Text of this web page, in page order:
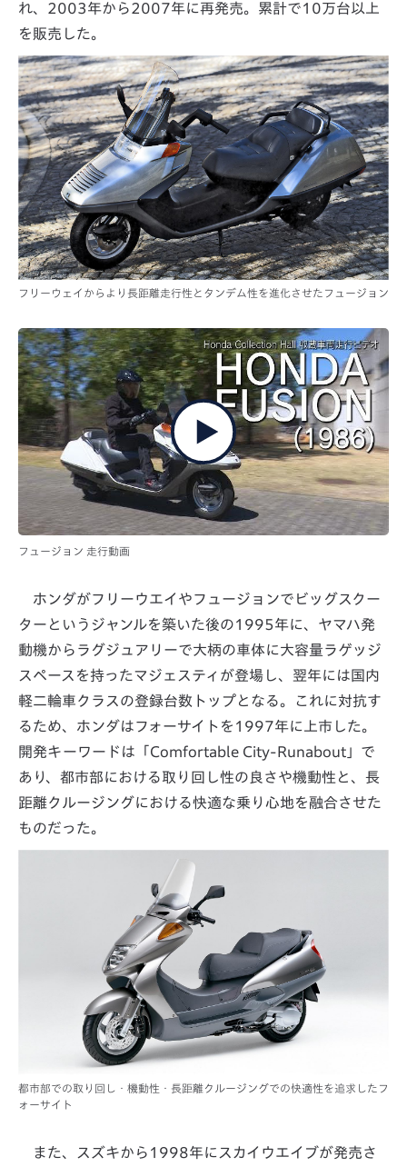
れ、2003年から2007年に再発売。累計で10万台以上
を販売した。
フリーウェイからより長距離走行性とタンデム性を進化させたフュージョン
フュージョン 走行動画
ホンダがフリーウエイやフュージョンでビッグスクー
ターというジャンルを築いた後の1995年に、ヤマハ発
動機からラグジュアリーで大柄の車体に大容量ラゲッジ
スペースを持ったマジェスティが登場し、翌年には国内
軽二輪車クラスの登録台数トップとなる。これに対抗す
るため、ホンダはフォーサイトを1997年に上市した。
開発キーワードは「Comfortable City-Runabout」で
あり、都市部における取り回し性の良さや機動性と、長
距離クルージングにおける快適な乗り心地を融合させた
ものだった。
都市部での取り回し・機動性・長距離クルージングでの快適性を追求したフ
ォーサイト
また、スズキから1998年にスカイウエイブが発売さ